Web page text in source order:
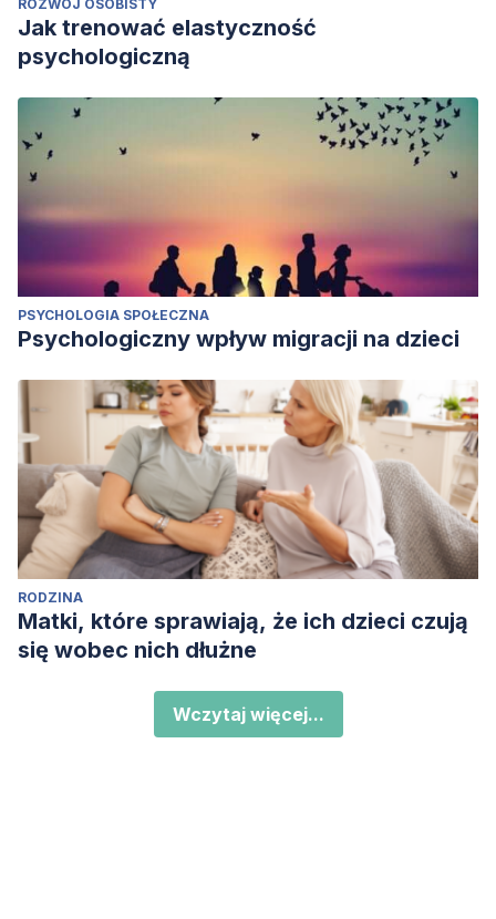
ROZWÓJ OSOBISTY
Jak trenować elastyczność
psychologiczną
PSYCHOLOGIA SPOŁECZNA
Psychologiczny wpływ migracji na dzieci
RODZINA
Matki, które sprawiają, że ich dzieci czują
się wobec nich dłużne
Wczytaj więcej...